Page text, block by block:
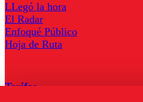
LLegó la hora
El Radar
Enfoqué Público
Hoja de Ruta
Tarifas